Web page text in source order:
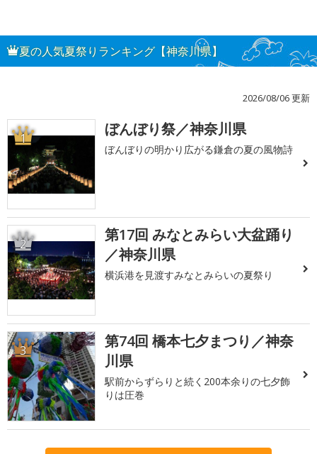
夏の人気夏祭りランキング【神奈川県】
2026/08/06 更新
1 ぼんぼり祭／神奈川県
ぼんぼりの明かり広がる鎌倉の夏の風物詩
2
第17回 みなとみらい大盆踊り
／神奈川県
横浜港を見渡すみなとみらいの夏祭り
3
第74回 橋本七夕まつり／神奈
川県
駅前からずらりと続く200本余りの七夕飾
りは圧巻